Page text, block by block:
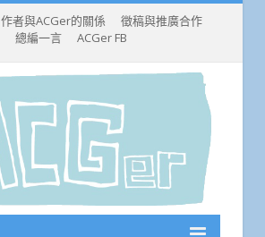
作者與ACGer的關係
徵稿與推廣合作
總編一言
ACGer FB